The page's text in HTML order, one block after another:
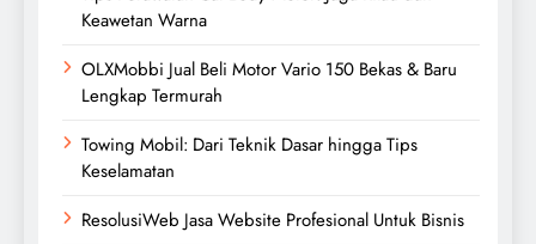
Keawetan Warna
OLXMobbi Jual Beli Motor Vario 150 Bekas & Baru
Lengkap Termurah
Towing Mobil: Dari Teknik Dasar hingga Tips
Keselamatan
ResolusiWeb Jasa Website Profesional Untuk Bisnis